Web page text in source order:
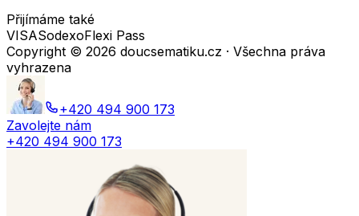
Přijímáme také
VISASodexoFlexi Pass
Copyright © 2026 doucsematiku.cz · Všechna práva
vyhrazena
+420 494 900 173
Zavolejte nám
+420 494 900 173